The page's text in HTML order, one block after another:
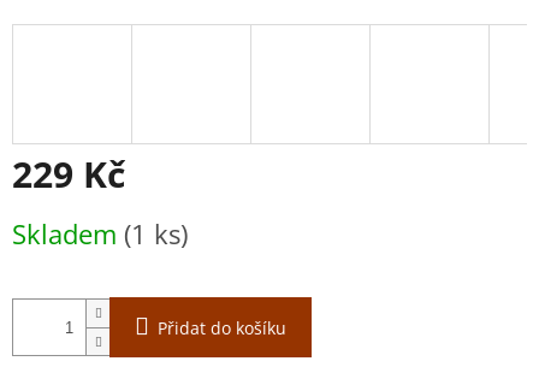
229 Kč
cena:
Skladem (1 ks)
Přidat do košíku